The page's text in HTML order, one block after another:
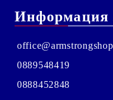
Информация
0889548419
0888452848